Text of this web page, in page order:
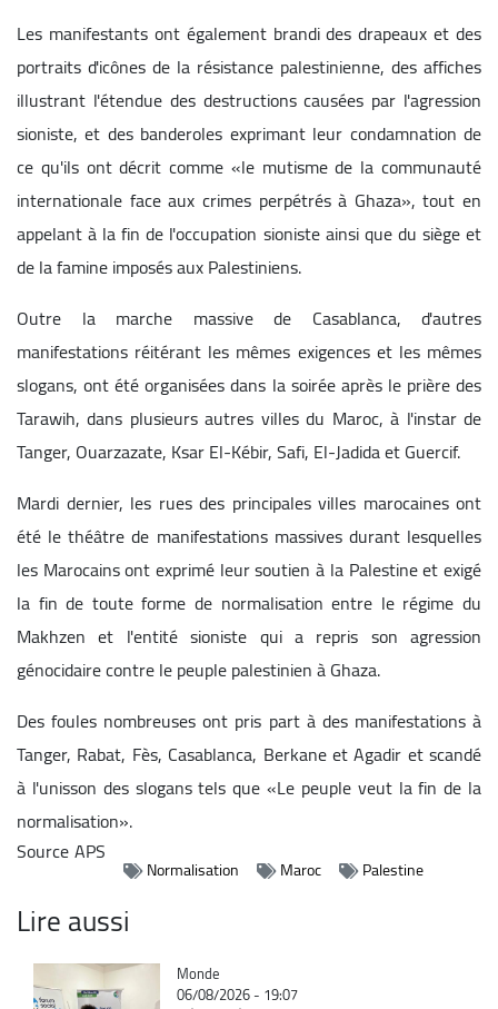
Les manifestants ont également brandi des drapeaux et des
portraits d'icônes de la résistance palestinienne, des affiches
illustrant l'étendue des destructions causées par l'agression
sioniste, et des banderoles exprimant leur condamnation de
ce qu'ils ont décrit comme «le mutisme de la communauté
internationale face aux crimes perpétrés à Ghaza», tout en
appelant à la fin de l'occupation sioniste ainsi que du siège et
de la famine imposés aux Palestiniens.
Outre la marche massive de Casablanca, d'autres
manifestations réitérant les mêmes exigences et les mêmes
slogans, ont été organisées dans la soirée après le prière des
Tarawih, dans plusieurs autres villes du Maroc, à l'instar de
Tanger, Ouarzazate, Ksar El-Kébir, Safi, El-Jadida et Guercif.
Mardi dernier, les rues des principales villes marocaines ont
été le théâtre de manifestations massives durant lesquelles
les Marocains ont exprimé leur soutien à la Palestine et exigé
la fin de toute forme de normalisation entre le régime du
Makhzen et l'entité sioniste qui a repris son agression
génocidaire contre le peuple palestinien à Ghaza.
Des foules nombreuses ont pris part à des manifestations à
Tanger, Rabat, Fès, Casablanca, Berkane et Agadir et scandé
à l'unisson des slogans tels que «Le peuple veut la fin de la
normalisation».
SourceAPS
Normalisation Maroc Palestine
Lire aussi
Catégorie
Monde
06/08/2026 - 19:07